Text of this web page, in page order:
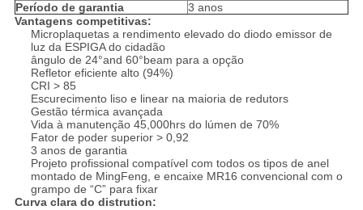
Período de garantia
3 anos
Vantagens competitivas:
Microplaquetas a rendimento elevado do diodo emissor de
luz da ESPIGA do cidadão
ângulo de 24°and 60°beam para a opção
Refletor eficiente alto (94%)
CRI > 85
Escurecimento liso e linear na maioria de redutors
Gestão térmica avançada
Vida à manutenção 45,000hrs do lúmen de 70%
Fator de poder superior > 0,92
3 anos de garantia
Projeto profissional compatível com todos os tipos de anel
montado de MingFeng, e encaixe MR16 convencional com o
grampo de “C” para fixar
Curva clara do distrution: